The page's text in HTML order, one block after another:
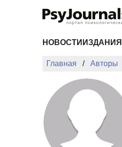
НОВОСТИ ИЗДАНИЯ
Главная Авторы